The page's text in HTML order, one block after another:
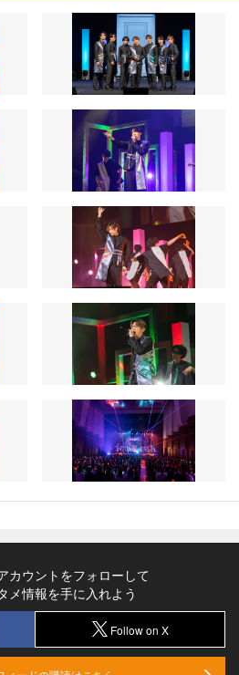
カウントをフォローして
メ情報を手に入れよう
Follow on X